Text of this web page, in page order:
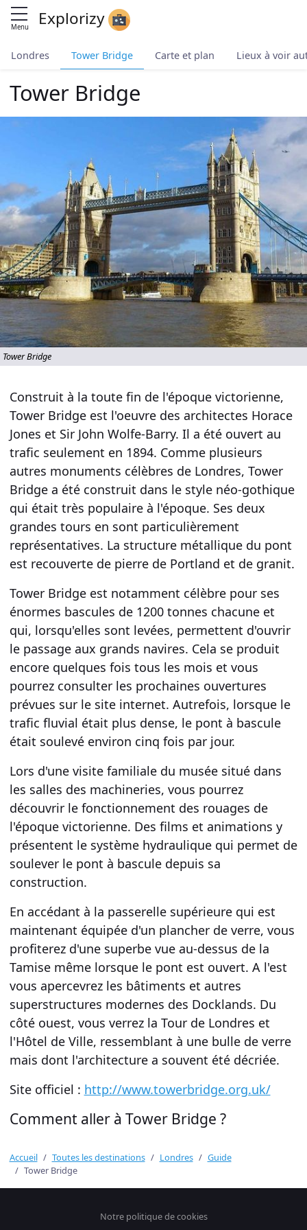
Menu Explorizy
Londres Tower Bridge Carte et plan Lieux à voir
Tower Bridge
Tower Bridge
Construit à la toute fin de l'époque victorienne,
Tower Bridge est l'oeuvre des architectes Horace
Jones et Sir John Wolfe-Barry. Il a été ouvert au
trafic seulement en 1894. Comme plusieurs
autres monuments célèbres de Londres, Tower
Bridge a été construit dans le style néo-gothique
qui était très populaire à l'époque. Ses deux
grandes tours en sont particulièrement
représentatives. La structure métallique du pont
est recouverte de pierre de Portland et de granit.
Tower Bridgeest notamment célèbre pour ses
énormes bascules de 1200 tonnes chacuneet
qui, lorsqu'elles sont levées, permettent d'ouvrir
le passage aux grands navires. Cela se produit
encore quelques fois tous les mois et vous
pourrez consulter les prochaines ouvertures
prévues sur le site internet. Autrefois, lorsque le
trafic fluvial était plus dense, le pont à bascule
était soulevé environ cinq fois par jour.
Lors d'une visite familiale du muséesitué dans
les salles des machineries, vous pourrez
découvrir le fonctionnement des rouages de
l'époque victorienne. Des films et animations y
présentent le système hydrauliquequi permet de
soulever le pont à bascule depuis sa
construction.
En accédant à la passerelle supérieure qui est
maintenant équipée d'un plancher de verre, vous
profiterez d'une superbe vueau-dessus de la
Tamisemême lorsque le pont est ouvert. A l'est
vous apercevrez les bâtiments et autres
superstructures modernes des Docklands. Du
côté ouest, vous verrez la Tour de Londres et
l'Hôtel de Ville, ressemblant à une bulle de verre
mais dont l'architecture a souvent été décriée.
Site officiel : http://www.towerbridge.org.uk/
Comment aller à Tower Bridge ?
Accueil Toutes les destinations Londres
Guide
Tower Bridge
Notre politique de cookies